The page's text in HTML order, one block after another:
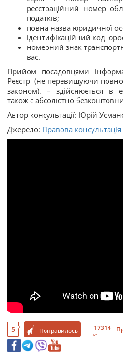
реєстраційний номер
податків;
повна назва юридичної
ідентифікаційний код
номерний знак
вас.
Прийом посадовцями
Реєстрі (не перевищуючи
законом), – здійснюється в
також є абсолютно
Автор консультації: Юрій
Джерело: Правова консультація
5 Понравилось 17314